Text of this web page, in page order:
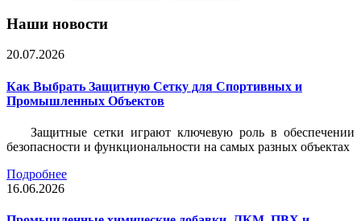
Наши новости
20.07.2026
Как Выбрать Защитную Сетку для Спортивных и
Промышленных Объектов
Защитные сетки играют ключевую роль в обеспечении
безопасности и функциональности на самых разных объектах
Подробнее
16.06.2026